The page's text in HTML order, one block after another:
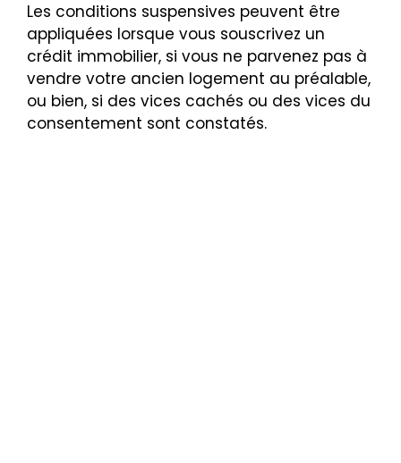
Les conditions suspensives peuvent être
appliquées lorsque vous souscrivez un
crédit immobilier, si vous ne parvenez pas à
vendre votre ancien logement au préalable,
ou bien, si des vices cachés ou des vices du
consentement sont constatés.